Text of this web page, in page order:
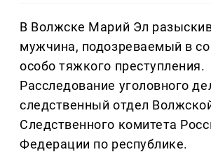
В Волжске Марий Эл
мужчина, подозреваемый в
особо тяжкого преступления.
Расследование уголовного
следственный отдел
Следственного комитета
Федерации по республике.